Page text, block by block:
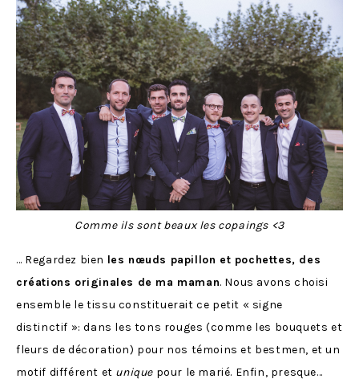
Comme ils sont beaux les copaings <3
… Regardez bien les nœuds papillon et pochettes, des
créations originales de ma maman. Nous avons choisi
ensemble le tissu constituerait ce petit « signe
distinctif »: dans les tons rouges (comme les bouquets et
fleurs de décoration) pour nos témoins et bestmen, et un
motif différent et unique pour le marié. Enfin, presque…